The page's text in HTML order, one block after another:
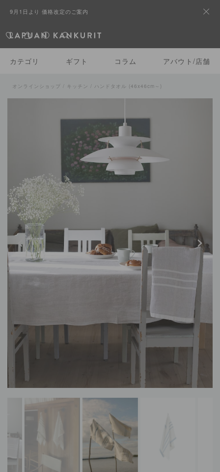
9月1日より 価格改定のご案内
カテゴリ ギフト コラム アバウト/店舗
オンラインショップ / キッチン / ハンドタオル (46x46cm～)